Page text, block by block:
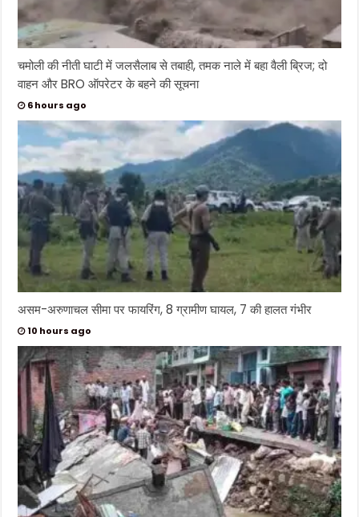
चमोली की नीती घाटी में जलसैलाब से तबाही, तमक नाले में बहा वैली ब्रिज; दो
वाहन और BRO ऑपरेटर के बहने की सूचना
6 hours ago
असम-अरुणाचल सीमा पर फायरिंग, 8 ग्रामीण घायल, 7 की हालत गंभीर
10 hours ago